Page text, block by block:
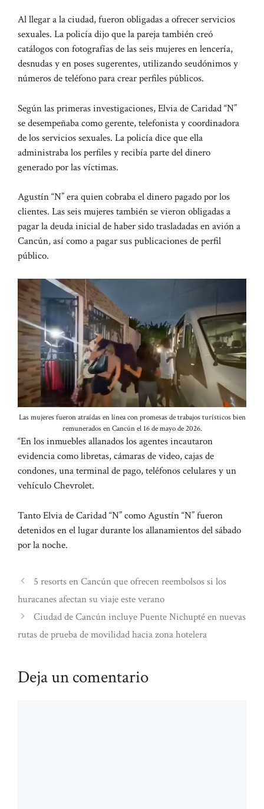
Al llegar a la ciudad, fueron obligadas a ofrecer servicios
sexuales. La policía dijo que la pareja también creó
catálogos con fotografías de las seis mujeres en lencería,
desnudas y en poses sugerentes, utilizando seudónimos y
números de teléfono para crear perfiles públicos.
Según las primeras investigaciones, Elvia de Caridad “N”
se desempeñaba como gerente, telefonista y coordinadora
de los servicios sexuales. La policía dice que ella
administraba los perfiles y recibía parte del dinero
generado por las víctimas.
Agustín “N” era quien cobraba el dinero pagado por los
clientes. Las seis mujeres también se vieron obligadas a
pagar la deuda inicial de haber sido trasladadas en avión a
Cancún, así como a pagar sus publicaciones de perfil
público.
Las mujeres fueron atraídas en línea con promesas de trabajos turísticos bien
remunerados en Cancún el 16 de mayo de 2026.
“En los inmuebles allanados los agentes incautaron
evidencia como libretas, cámaras de video, cajas de
condones, una terminal de pago, teléfonos celulares y un
vehículo Chevrolet.
Tanto Elvia de Caridad “N” como Agustín “N” fueron
detenidos en el lugar durante los allanamientos del sábado
por la noche.
5 resorts en Cancún que ofrecen reembolsos si los
huracanes afectan su viaje este verano
Ciudad de Cancún incluye Puente Nichupté en nuevas
rutas de prueba de movilidad hacia zona hotelera
Deja un comentario